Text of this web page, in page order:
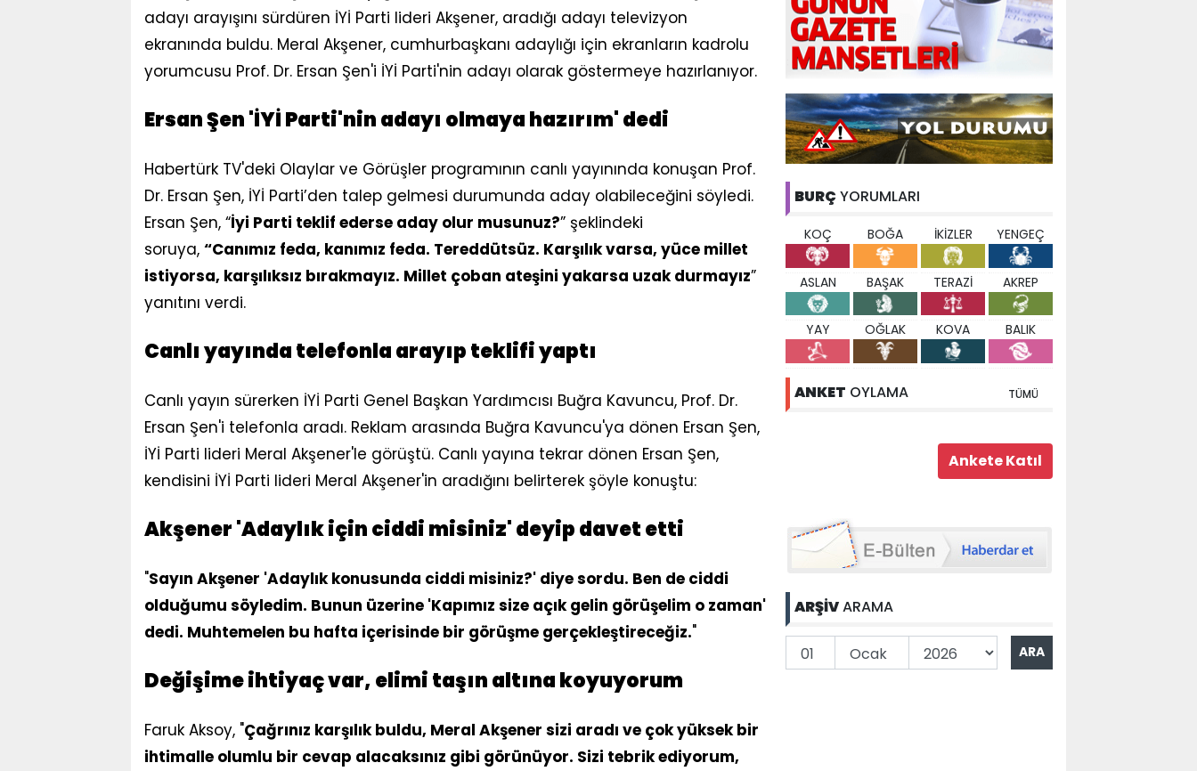
adayı arayışını sürdüren İYİ Parti lideri Akşener, aradığı adayı televizyon
ekranında buldu. Meral Akşener, cumhurbaşkanı adaylığı için ekranların kadrolu
yorumcusu Prof. Dr. Ersan Şen'i İYİ Parti'nin adayı olarak göstermeye hazırlanıyor.
Ersan Şen 'İYİ Parti'nin adayı olmaya hazırım' dedi
Habertürk TV'deki Olaylar ve Görüşler programının canlı yayınında konuşan Prof.
Dr. Ersan Şen, İYİ Parti’den talep gelmesi durumunda aday olabileceğini söyledi.
Ersan Şen, “İyi Parti teklif ederse aday olur musunuz?” şeklindeki
soruya, “Canımız feda, kanımız feda. Tereddütsüz. Karşılık varsa, yüce millet
istiyorsa, karşılıksız bırakmayız. Millet çoban ateşini yakarsa uzak durmayız”
yanıtını verdi.
Canlı yayında telefonla arayıp teklifi yaptı
Canlı yayın sürerken İYİ Parti Genel Başkan Yardımcısı Buğra Kavuncu, Prof. Dr.
Ersan Şen'i telefonla aradı. Reklam arasında Buğra Kavuncu'ya dönen Ersan Şen,
İYİ Parti lideri Meral Akşener'le görüştü. Canlı yayına tekrar dönen Ersan Şen,
kendisini İYİ Parti lideri Meral Akşener'in aradığını belirterek şöyle konuştu:
Akşener 'Adaylık için ciddi misiniz' deyip davet etti
"Sayın Akşener 'Adaylık konusunda ciddi misiniz?' diye sordu. Ben de ciddi
olduğumu söyledim. Bunun üzerine 'Kapımız size açık gelin görüşelim o zaman'
dedi. Muhtemelen bu hafta içerisinde bir görüşme gerçekleştireceğiz."
Değişime ihtiyaç var, elimi taşın altına koyuyorum
Faruk Aksoy, "Çağrınız karşılık buldu, Meral Akşener sizi aradı ve çok yüksek bir
ihtimalle olumlu bir cevap alacaksınız gibi görünüyor. Sizi tebrik ediyorum,
BURÇ YORUMLARI
KOÇ BOĞA İKİZLER YENGEÇ
ASLAN BAŞAK TERAZİ AKREP
YAY OĞLAK KOVA BALIK
ANKET OYLAMA TÜMÜ
ARŞİVARAMA